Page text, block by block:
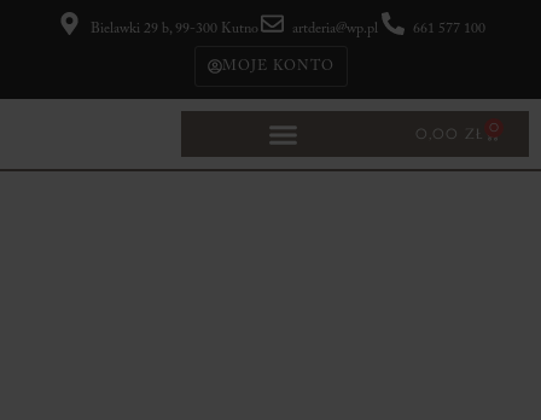
MOJE KONTO
Bielawki 29 b, 99-300 Kutno artderia@wp.pl 661 577 100
0,00 ZŁ 0